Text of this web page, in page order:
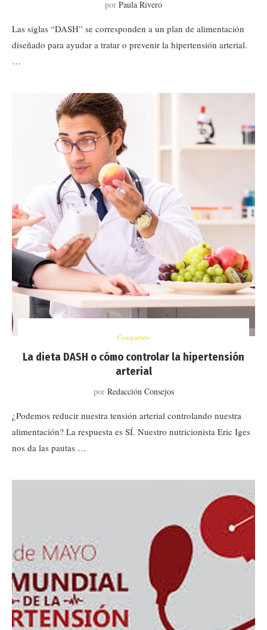
por Paula Rivero
Las siglas “DASH” se corresponden a un plan de alimentación
diseñado para ayudar a tratar o prevenir la hipertensión arterial.
…
Compartido
La dieta DASH o cómo controlar la hipertensión
arterial
por Redacción Consejos
¿Podemos reducir nuestra tensión arterial controlando nuestra
alimentación? La respuesta es SÍ. Nuestro nutricionista Eric Iges
nos da las pautas …